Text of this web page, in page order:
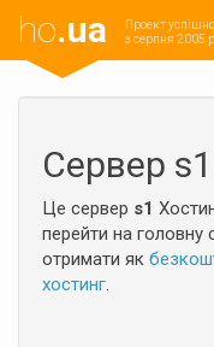
ho.ua
Проект
з серпня 2005
Сервер
Це сервер s1
перейти на головну
отримати як
хостинг.